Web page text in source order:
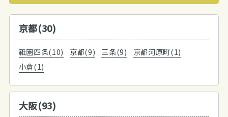
京都(30)
祇園四条(10) 京都(9) 三条(9)
京都河原町(1)
小倉(1)
大阪(93)